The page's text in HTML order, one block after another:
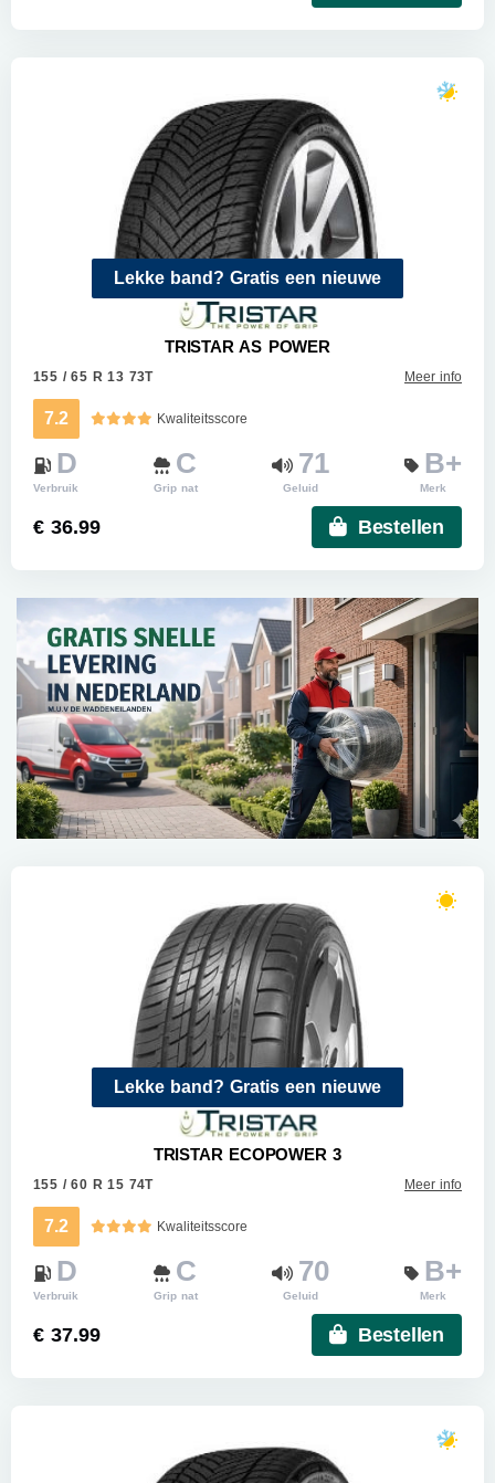
Lekke band? Gratis een nieuwe
TRISTAR AS POWER
155 / 65 R 13 73T Meer info
7.2 Kwaliteitsscore
D
Verbruik
C
Grip nat
71
Geluid
B+
Merk
€ 36.99 Bestellen
Lekke band? Gratis een nieuwe
TRISTAR ECOPOWER 3
155 / 60 R 15 74T Meer info
7.2 Kwaliteitsscore
D
Verbruik
C
Grip nat
70
Geluid
B+
Merk
€ 37.99 Bestellen